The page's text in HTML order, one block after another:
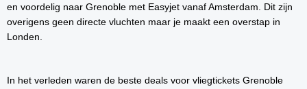
en voordelig naar Grenoble met Easyjet vanaf Amsterdam. Dit zijn
overigens geen directe vluchten maar je maakt een overstap in
Londen.
In het verleden waren de beste deals voor vliegtickets Grenoble